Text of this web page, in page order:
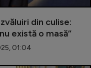
din culise:
există o masă”
01:04